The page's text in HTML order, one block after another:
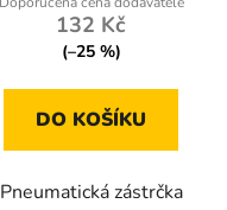
132 Kč
(–25 %)
DO KOŠÍKU
Pneumatická zástrčka